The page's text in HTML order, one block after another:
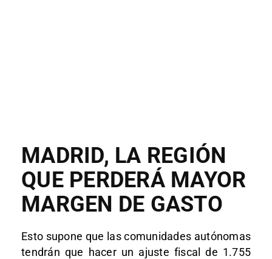
MADRID, LA REGIÓN
QUE PERDERÁ MAYOR
MARGEN DE GASTO
Esto supone que las comunidades autónomas
tendrán que hacer un ajuste fiscal de 1.755